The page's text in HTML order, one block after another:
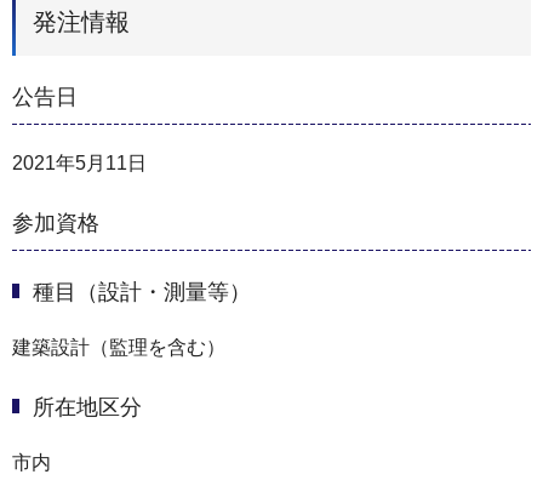
発注情報
公告日
2021年5月11日
参加資格
種目（設計・測量等）
建築設計（監理を含む）
所在地区分
市内